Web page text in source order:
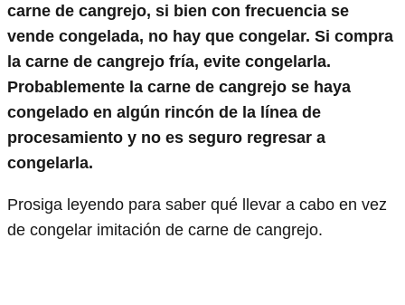
carne de cangrejo, si bien con frecuencia se
vende congelada, no hay que congelar. Si compra
la carne de cangrejo fría, evite congelarla.
Probablemente la carne de cangrejo se haya
congelado en algún rincón de la línea de
procesamiento y no es seguro regresar a
congelarla.
Prosiga leyendo para saber qué llevar a cabo en vez
de congelar imitación de carne de cangrejo.